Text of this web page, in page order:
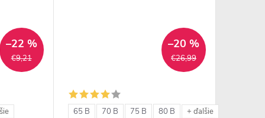
€9,21
–22 %
€26,99
–20 %
65 B 70 B 75 B 80 B + ďalšie